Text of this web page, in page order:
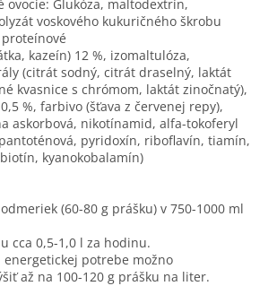
ovocie: Glukóza, maltodextrín,
voskového kukuričného škrobu
kazeín) 12 %, izomaltulóza,
(citrát sodný, citrát draselný, laktát
kvasnice s chrómom, laktát zinočnatý),
%, farbivo (šťava z červenej repy),
askorbová, nikotínamid, alfa-tokoferyl
pyridoxín, riboflavín, tiamín,
kyanokobalamín)
(60-80 g prášku) v 750-1000 ml
cca 0,5-1,0 l za hodinu.
energetickej potrebe možno
až na 100-120 g prášku na liter.